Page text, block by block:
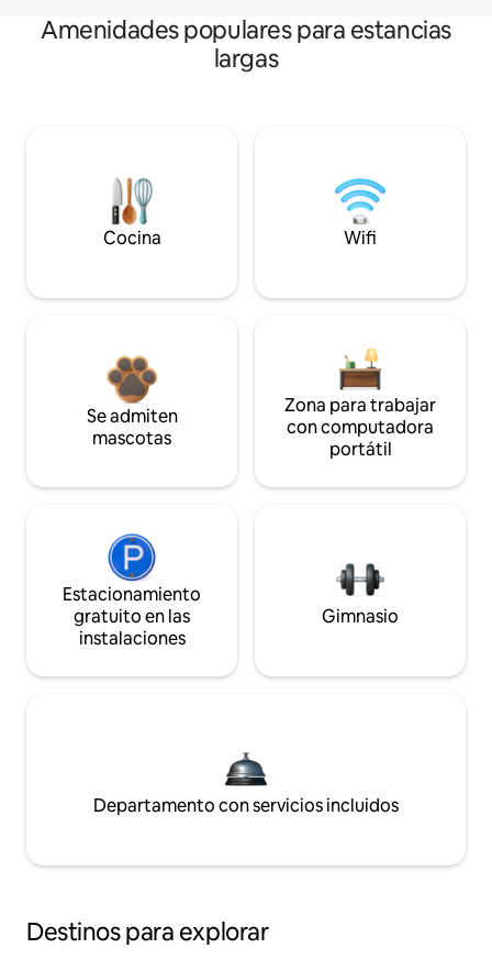
Amenidades populares para estancias
largas
Cocina Wifi
Se admiten
mascotas
Zona para trabajar
con computadora
portátil
Estacionamiento
gratuito en las
instalaciones
Gimnasio
Departamento con servicios incluidos
Destinos para explorar